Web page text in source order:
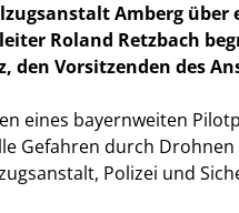
Amberg
Roland Retzbach
den Vorsitzenden des
eines bayernweiten
Gefahren durch
Polizei und